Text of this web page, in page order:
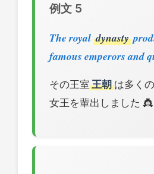
例文 5
The royal dynasty
famous emperors and
その王室 王朝は多く
女王を輩出しました